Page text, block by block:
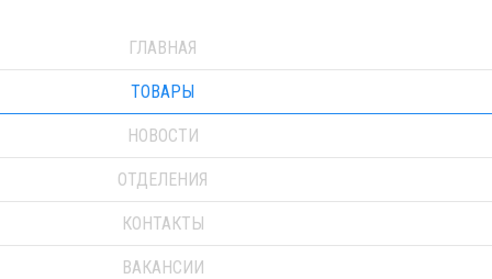
ГЛАВНАЯ
ТОВАРЫ
НОВОСТИ
ОТДЕЛЕНИЯ
КОНТАКТЫ
ВАКАНСИИ